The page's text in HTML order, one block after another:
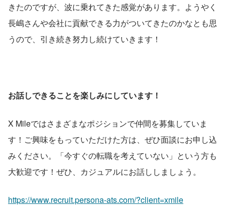
きたのですが、波に乗れてきた感覚があります。ようやく
長嶋さんや会社に貢献できる力がついてきたのかなとも思
うので、引き続き努力し続けていきます！
お話しできることを楽しみにしています！
X Mileではさまざまなポジションで仲間を募集していま
す！ご興味をもっていただけた方は、ぜひ面談にお申し込
みください。「今すぐの転職を考えていない」という方も
大歓迎です！ぜひ、カジュアルにお話ししましょう。
https://www.recruit.persona-ats.com/?client=xmile